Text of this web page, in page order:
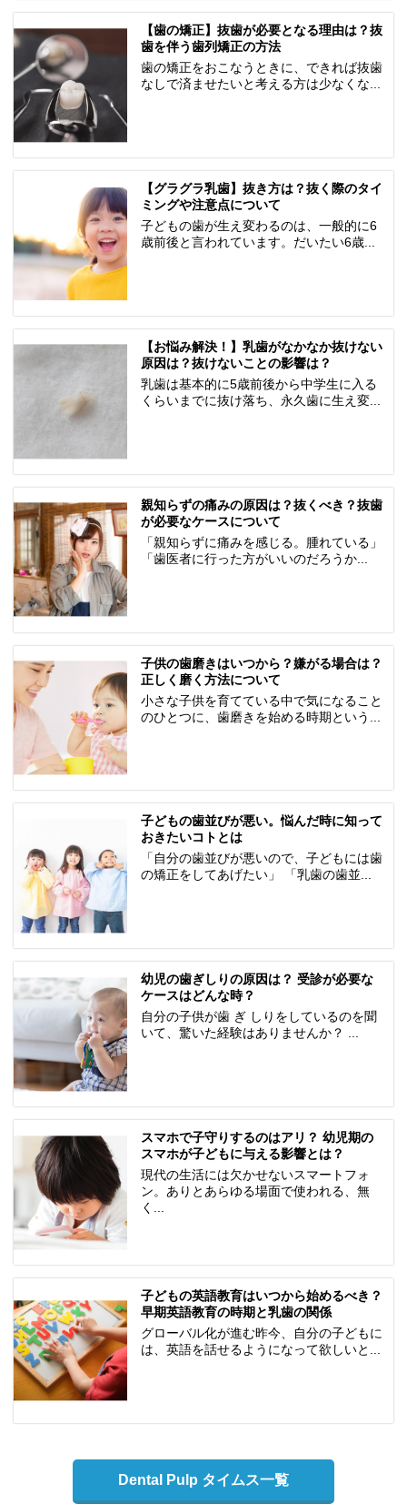
【歯の矯正】抜歯が必要となる理由は？抜
歯を伴う歯列矯正の方法
歯の矯正をおこなうときに、できれば抜歯
なしで済ませたいと考える方は少なくな...
【グラグラ乳歯】抜き方は？抜く際のタイ
ミングや注意点について
子どもの歯が生え変わるのは、一般的に6
歳前後と言われています。だいたい6歳...
【お悩み解決！】乳歯がなかなか抜けない
原因は？抜けないことの影響は？
乳歯は基本的に5歳前後から中学生に入る
くらいまでに抜け落ち、永久歯に生え変...
親知らずの痛みの原因は？抜くべき？抜歯
が必要なケースについて
「親知らずに痛みを感じる。腫れている」
「歯医者に行った方がいいのだろうか...
子供の歯磨きはいつから？嫌がる場合は？
正しく磨く方法について
小さな子供を育てている中で気になること
のひとつに、歯磨きを始める時期という...
子どもの歯並びが悪い。悩んだ時に知って
おきたいコトとは
「自分の歯並びが悪いので、子どもには歯
の矯正をしてあげたい」 「乳歯の歯並...
幼児の歯ぎしりの原因は？ 受診が必要な
ケースはどんな時？
自分の子供が歯 ぎ しりをしているのを聞
いて、驚いた経験はありませんか？ ...
スマホで子守りするのはアリ？ 幼児期の
スマホが子どもに与える影響とは？
現代の生活には欠かせないスマートフォ
ン。ありとあらゆる場面で使われる、無
く...
子どもの英語教育はいつから始めるべき？
早期英語教育の時期と乳歯の関係
グローバル化が進む昨今、自分の子どもに
は、英語を話せるようになって欲しいと...
Dental Pulp タイムス一覧